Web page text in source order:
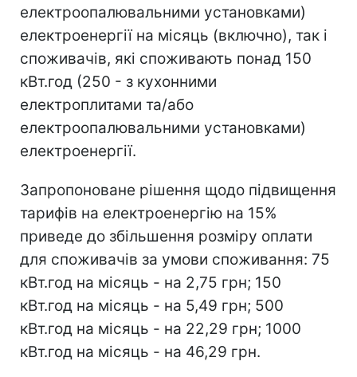
електроопалювальними установками)
електроенергії на місяць (включно), так і
споживачів, які споживають понад 150
кВт.год (250 - з кухонними
електроплитами та/або
електроопалювальними установками)
електроенергії.
Запропоноване рішення щодо підвищення
тарифів на електроенергію на 15%
приведе до збільшення розміру оплати
для споживачів за умови споживання: 75
кВт.год на місяць - на 2,75 грн; 150
кВт.год на місяць - на 5,49 грн; 500
кВт.год на місяць - на 22,29 грн; 1000
кВт.год на місяць - на 46,29 грн.